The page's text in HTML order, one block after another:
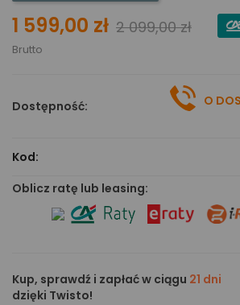
1 599,00 zł 2 099,00 zł
Brutto
Dostępność:
O
Kod:
Oblicz ratę lub leasing:
Kup, sprawdź i zapłać w ciągu 21 dni
dzięki Twisto!